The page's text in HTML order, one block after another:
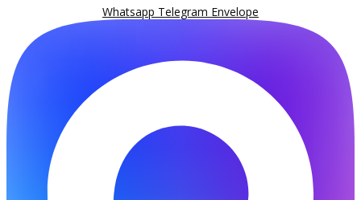
Whatsapp Telegram Envelope